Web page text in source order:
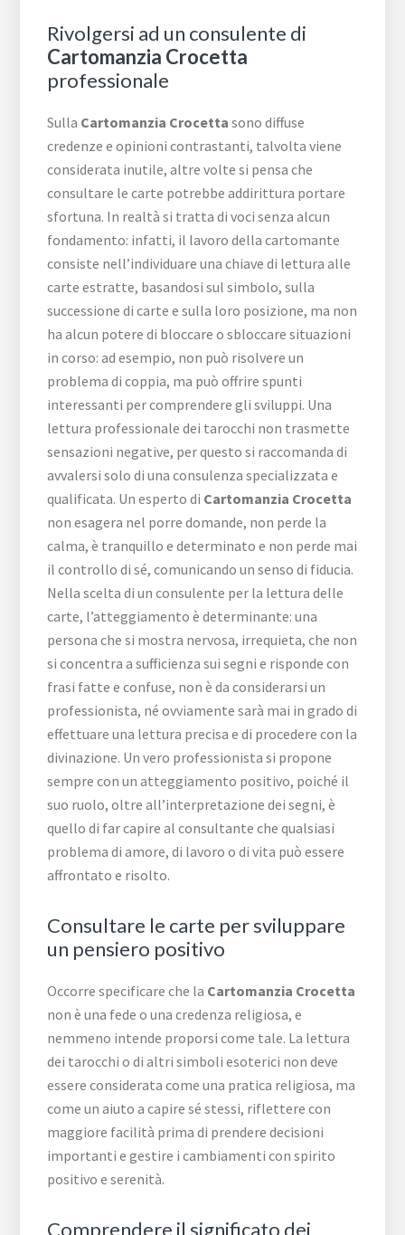
Rivolgersi ad un consulente di
Cartomanzia Crocetta
professionale
Sulla Cartomanzia Crocetta sono diffuse
credenze e opinioni contrastanti, talvolta viene
considerata inutile, altre volte si pensa che
consultare le carte potrebbe addirittura portare
sfortuna. In realtà si tratta di voci senza alcun
fondamento: infatti, il lavoro della cartomante
consiste nell’individuare una chiave di lettura alle
carte estratte, basandosi sul simbolo, sulla
successione di carte e sulla loro posizione, ma non
ha alcun potere di bloccare o sbloccare situazioni
in corso: ad esempio, non può risolvere un
problema di coppia, ma può offrire spunti
interessanti per comprendere gli sviluppi. Una
lettura professionale dei tarocchi non trasmette
sensazioni negative, per questo si raccomanda di
avvalersi solo di una consulenza specializzata e
qualificata. Un esperto di Cartomanzia Crocetta
non esagera nel porre domande, non perde la
calma, è tranquillo e determinato e non perde mai
il controllo di sé, comunicando un senso di fiducia.
Nella scelta di un consulente per la lettura delle
carte, l’atteggiamento è determinante: una
persona che si mostra nervosa, irrequieta, che non
si concentra a sufficienza sui segni e risponde con
frasi fatte e confuse, non è da considerarsi un
professionista, né ovviamente sarà mai in grado di
effettuare una lettura precisa e di procedere con la
divinazione. Un vero professionista si propone
sempre con un atteggiamento positivo, poiché il
suo ruolo, oltre all’interpretazione dei segni, è
quello di far capire al consultante che qualsiasi
problema di amore, di lavoro o di vita può essere
affrontato e risolto.
Consultare le carte per sviluppare
un pensiero positivo
Occorre specificare che la Cartomanzia Crocetta
non è una fede o una credenza religiosa, e
nemmeno intende proporsi come tale. La lettura
dei tarocchi o di altri simboli esoterici non deve
essere considerata come una pratica religiosa, ma
come un aiuto a capire sé stessi, riflettere con
maggiore facilità prima di prendere decisioni
importanti e gestire i cambiamenti con spirito
positivo e serenità.
Comprendere il significato dei